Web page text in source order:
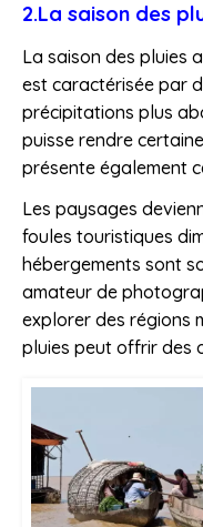
2.La saison des
La saison des pluies
est caractérisée par
précipitations plus
puisse rendre
présente également
Les paysages
foules touristiques
hébergements sont
amateur de
explorer des régions
pluies peut offrir des